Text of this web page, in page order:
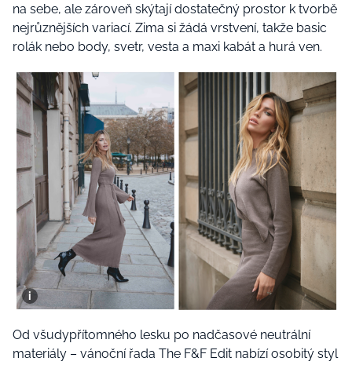
na sebe, ale zároveň skýtají dostatečný prostor k tvorbě
nejrůznějších variací. Zima si žádá vrstvení, takže basic
rolák nebo body, svetr, vesta a maxi kabát a hurá ven.
Od všudypřítomného lesku po nadčasové neutrální
materiály – vánoční řada The F&F Edit nabízí osobitý styl